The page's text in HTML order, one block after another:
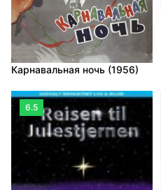
Карнавальная ночь (1956)
6.5